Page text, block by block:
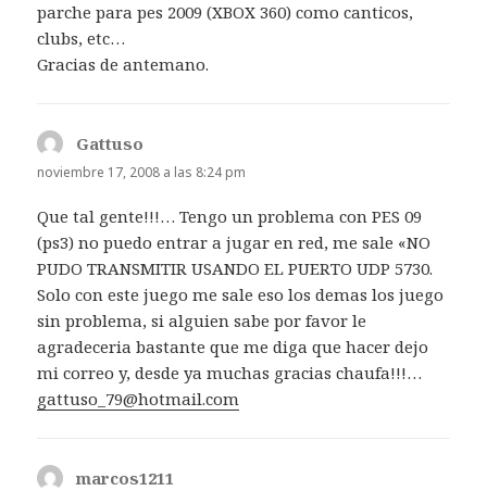
parche para pes 2009 (XBOX 360) como canticos,
clubs, etc…
Gracias de antemano.
Gattuso
noviembre 17, 2008 a las 8:24 pm
Que tal gente!!!… Tengo un problema con PES 09
(ps3) no puedo entrar a jugar en red, me sale «NO
PUDO TRANSMITIR USANDO EL PUERTO UDP 5730.
Solo con este juego me sale eso los demas los juego
sin problema, si alguien sabe por favor le
agradeceria bastante que me diga que hacer dejo
mi correo y, desde ya muchas gracias chaufa!!!…
gattuso_79@hotmail.com
marcos1211